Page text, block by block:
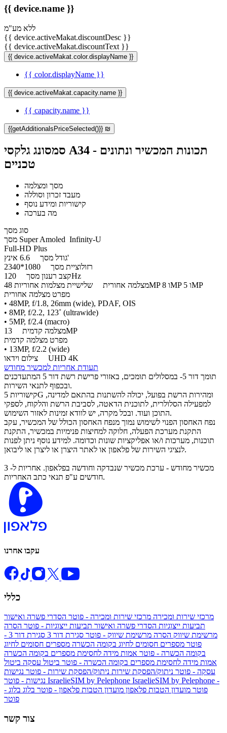
{{ device.name }}
ללא מע"מ
{{ device.activeMakat.discountDesc }}
{{ device.activeMakat.discountText }}
{{ device.activeMakat.color.displayName }}
{{ color.displayName }}
{{ device.activeMakat.capacity.name }}
{{ capacity.name }}
{{getAdditionalsPriceSelected()}} ₪
סמסונג גלקסי A34 - תכונות המכשיר ונתונים
טכניים
מסך ומצלמה
מעבד זכרון וסוללה
קישוריות ומידע נוסף
מה בערכה
סוג מסך
מסך Super Amoled Infinity-U
Full-HD Plus
גודל מסך6.6 אינץ'
רזולוציית מסך
קצב רענון מסך120Hz
מצלמה אחורית
שלישיית מצלמות אחוריות 48MP ו 8MP ו 5MP
מפרט מצלמה אחורית
• 48MP, f/1.8, 26mm (wide), PDAF, OIS
• 8MP, f/2.2, 123˚ (ultrawide)
• 5MP, f/2.4 (macro)
מצלמה קדמית13MP
מפרט מצלמה קדמית
• 13MP, f/2.2 (wide)
צילום וידאו UHD 4K
תעודת אחריות למכשיר מחודש
תומך דור 5- במסלולים תומכים, באזורי פרישת רשת דור 5 המתעדכנים
ובכפוף לתנאי השירות.
קישוריות 5G ומהירות הרשת בפועל, יכולה להשתנות בהתאם למדינה,
למפעילה הסלולרית, לתוכנית הדאטה, לסביבת הרשת והלקוח, לספקי
התוכן ועוד. ובכל מקרה, יש לוודא זמינות לאזור השימוש.
נפח האחסון הפנוי לשימוש נמוך מנפח האחסון הכולל של המכשיר, עקב
התקנת מערכת הפעלה, חלוקה למחיצות פנימיות במכשיר, התקנת
תוכנות, מערכות ו/או אפליקציות שונות וכדומה. למידע נוסף ניתן לפנות
לנציגי השירות של פלאפון או לאתר היצרן או ליצרן או ליבואן.
מכשיר מחודש - ערכת מכשיר שנבדקה וחודשה בפלאפון. אחריות ל- 3
חודשים ע"פ תנאי כתב האחריות.
עקבו אחרנו
כללי
מרכזי שירות ומכירה מרכזי שירות ומכירה - פוטר הסדרי פשרה ואישור
תביעות ייצוגיות הסדרי פשרה ואישור תביעות ייצוגיות - פוטר הסרה
מרשימת שיווק הסרה מרשימת שיווק - פוטר סגירת דור 3
סגירת דור 3 -
פוטר מספרים חסומים לחיוג בקומה הכשרה מספרים חסומים לחיוג
בקומה הכשרה - פוטר אמות מידה לחסימת מספרים בקומה הכשרה
אמות מידה לחסימת מספרים בקומה הכשרה - פוטר ביטול עסקה ביטול
עסקה - פוטר ניתוק/הפסקת שירות ניתוק/הפסקת שירות - פוטר נגישות
IsraelieSIM by Pelephone IsraelieSIM by Pelephone -
פוטר מועדון הטבות פלאפון מועדון הטבות פלאפון - פוטר בלוג בלוג -
פוטר
צור קשר